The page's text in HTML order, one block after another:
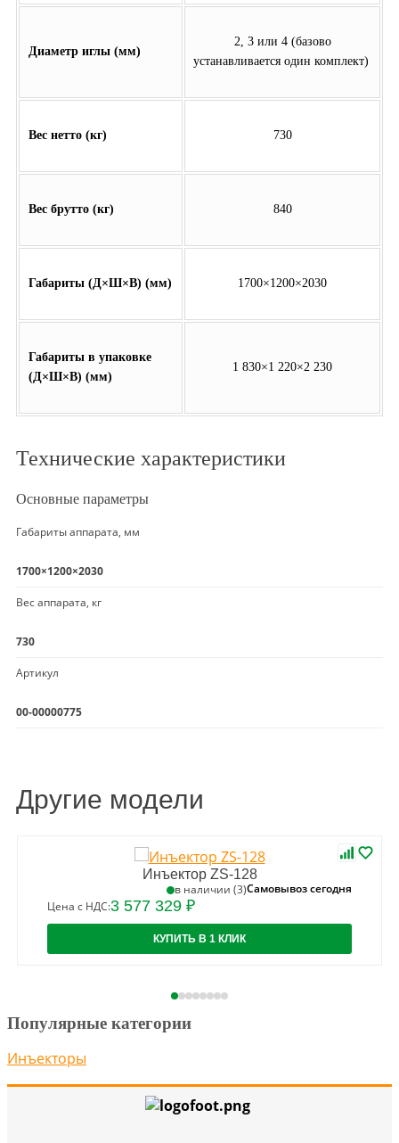
Диаметр иглы (мм)
2, 3 или 4 (базово
устанавливается один комплект)
Вес нетто (кг) 730
Вес брутто (кг) 840
Габариты (Д×Ш×В) (мм) 1700×1200×2030
Габариты в упаковке
(Д×Ш×В) (мм)
1 830×1 220×2 230
Технические характеристики
Основные параметры
Габариты аппарата, мм
1700×1200×2030
Вес аппарата, кг
730
Артикул
00-00000775
Другие модели
Инъектор ZS-128
в наличии (3)Самовывоз сегодня
Цена с НДС:3 577 329 ₽
КУПИТЬ В 1 КЛИК
Популярные категории
Инъекторы